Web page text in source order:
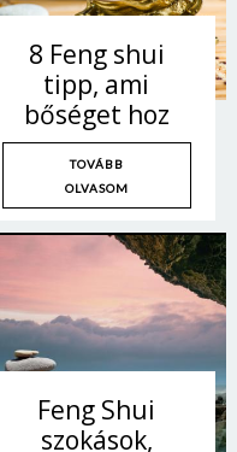
8 Feng shui
tipp, ami
bőséget hoz
TOVÁBB
OLVASOM
Feng Shui
szokások,